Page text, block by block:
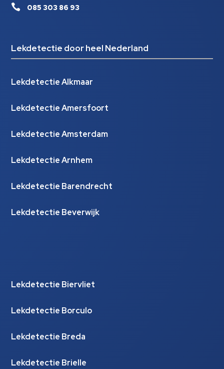
 085 303 86 93
Lekdetectie door heel Nederland
Lekdetectie Alkmaar
Lekdetectie Amersfoort
Lekdetectie Amsterdam
Lekdetectie Arnhem
Lekdetectie Barendrecht
Lekdetectie Beverwijk
Lekdetectie Biervliet
Lekdetectie Borculo
Lekdetectie Breda
Lekdetectie Brielle